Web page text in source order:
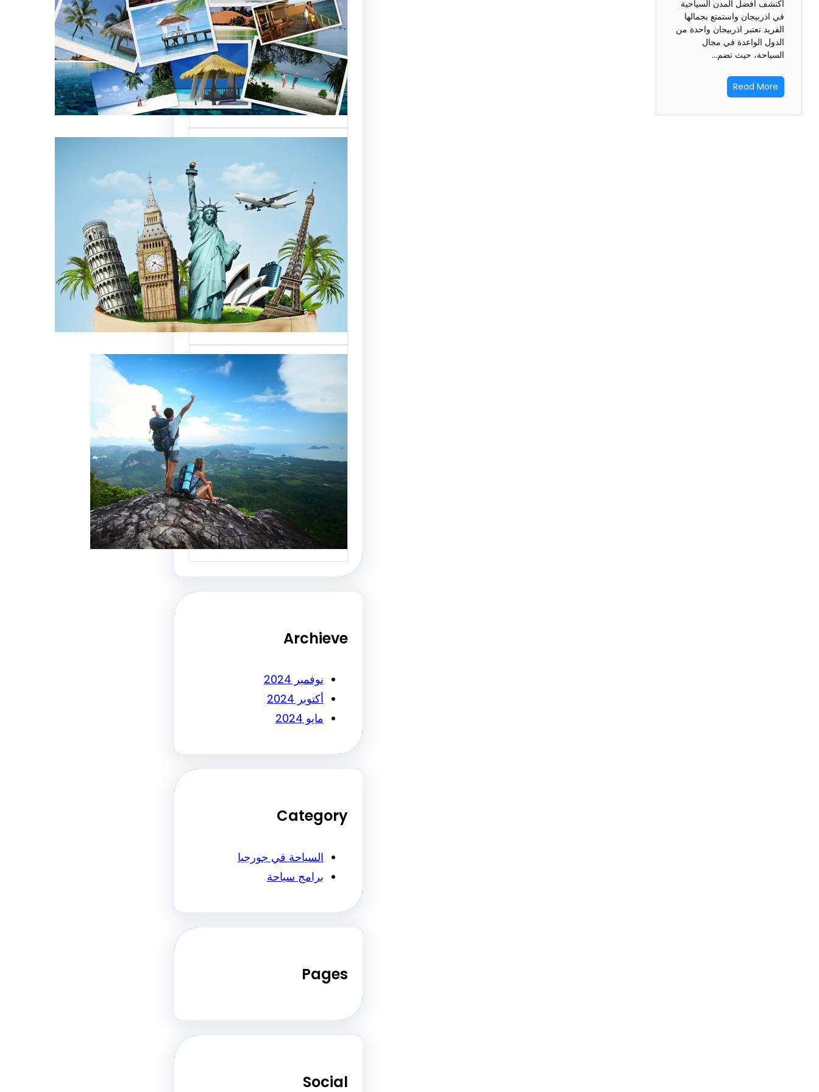
اكتشف أفضل المدن السياحية
في اذربيجان واستمتع بجمالها
الفريد تعتبر اذربيجان واحدة من
الدول الواعدة في مجال
السياحة، حيث تضم…
Read More
السياحة العالمية على
السوق
أسماء شركات السياحة
العالمية تعتبر من العناصر
الأساسية التي تؤثر…
تقدم شركات السياحة
بمصر خدمات متميزة
للسائحين الوافدين
شركات السياحة بمصر تقدم
خدمات متميزة للسائحين
الوافدين، حيث تعتبر…
تحسين خدمات رقم شركة
سياحة: أفضل الطرق
لجذب الزبائن وتحقيق
النجاح
رقم شركة سياحة هو عامل
أساسي لجذب الزبائن وتحقيق
النجاح…
Archieve
نوفمبر 2024
أكتوبر 2024
مايو 2024
Category
السياحة في جورجيا
برامج سياحة
Pages
Social